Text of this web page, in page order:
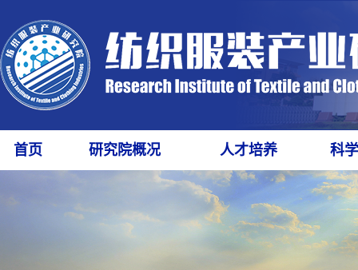
首页 研究院概况 人才培养 科